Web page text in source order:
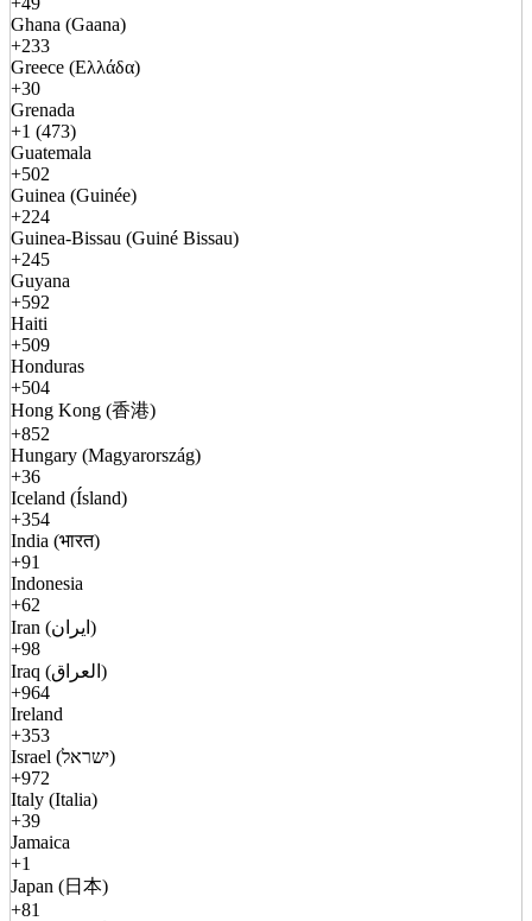
Ghana (Gaana)
+233
Greece (Ελλάδα)
+30
Grenada
+1 (473)
Guatemala
+502
Guinea (Guinée)
+224
Guinea-Bissau (Guiné Bissau)
+245
Guyana
+592
Haiti
+509
Honduras
+504
Hong Kong (香港)
+852
Hungary (Magyarország)
+36
Iceland (Ísland)
+354
India (भारत)
+91
Indonesia
+62
Iran (ایران)
+98
Iraq (العراق)
+964
Ireland
+353
Israel (ישראל)
+972
Italy (Italia)
+39
Jamaica
+1
Japan (日本)
+81